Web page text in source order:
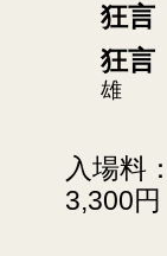
狂言
狂言
雄
入場料：
3,300円